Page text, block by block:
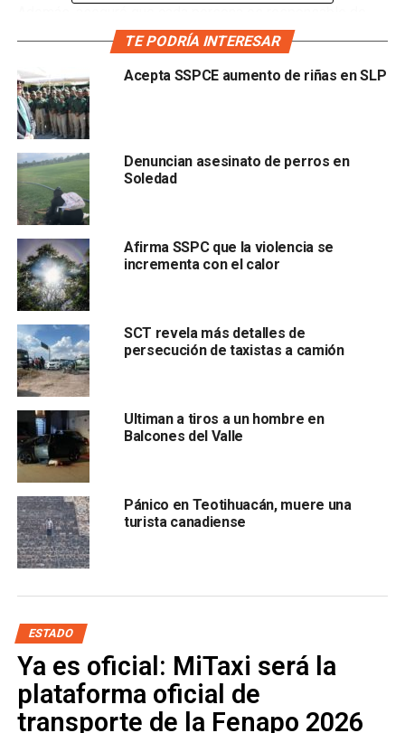
sus acciones, peroque los hijos deben ser educados
por los padres, sino la vida se encargará de hacerlo.
“Me dijeron que uno de mis hijos fue denunciado por
violencia. A las autoridades les exijo que si es
responsable lo sancionen. A él le exijo que se comporte
como un hombre responsable. Hay que educar a nuestros
hijos, porque sino la vida se encargará de educarlos”,
expresó Carrizales Becerra en su cuenta de Twitter.
Hasta ahora no se ha hecho pública ninguna denuncia
en contra de uno de los hijos de Pedro Carrizales
Becerra, tampoco las autoridades han emitido
TE PODRÍA INTERESAR
Acepta SSPCE aumento de riñas en SLP
Denuncian asesinato de perros en
Soledad
Afirma SSPC que la violencia se
incrementa con el calor
SCT revela más detalles de
persecución de taxistas a camión
Ultiman a tiros a un hombre en
Balcones del Valle
Pánico en Teotihuacán, muere una
turista canadiense
ESTADO
Ya es oficial: MiTaxi será la
plataforma oficial de
transporte de la Fenapo 2026